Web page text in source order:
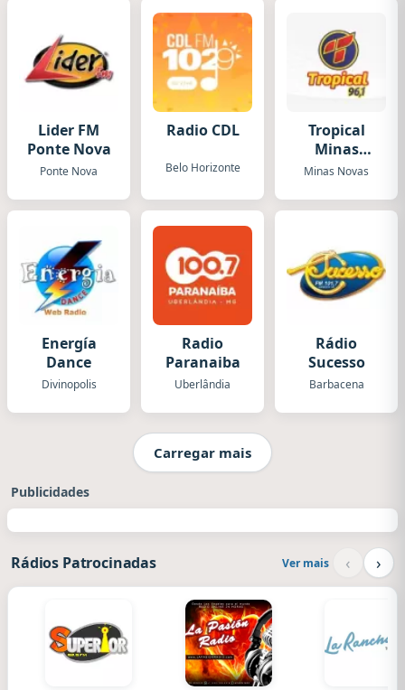
Lider FM
Ponte Nova
Ponte Nova
Radio CDL
Belo Horizonte
Tropical
Minas
Novas
Minas Novas
Energía
Dance
Divinopolis
Radio
Paranaiba
Uberlândia
Rádio
Sucesso
Barbacena
Carregar mais
Publicidades
Rádios Patrocinadas Ver mais ‹ ›